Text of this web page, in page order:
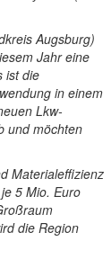
Augsburg)
Jahr eine
ist die
in einem
Lkw-
und möchten
Materialeffizienz
5 Mio. Euro
die Region